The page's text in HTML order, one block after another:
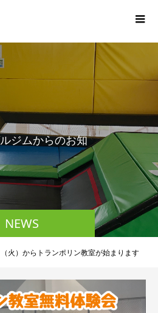
NEWS
ジムからのお知らせ
（火）からトランポリン教室が始まります